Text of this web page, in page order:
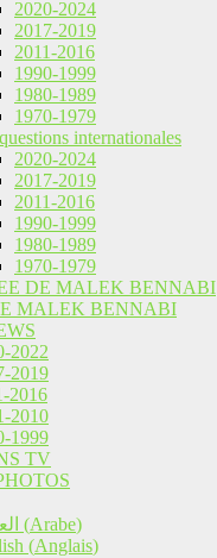
2020-2024
2017-2019
2011-2016
1990-1999
1980-1989
1970-1979
internationales
2020-2024
2017-2019
2011-2016
1990-1999
1980-1989
1970-1979
DE MALEK BENNABI
MALEK BENNABI
2022
2019
2016
2010
1999
TV
(Arabe)
(Anglais)